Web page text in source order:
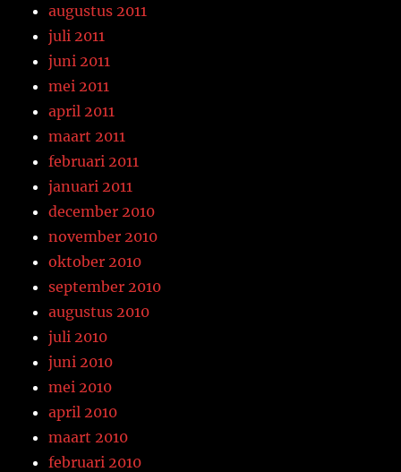
augustus 2011
juli 2011
juni 2011
mei 2011
april 2011
maart 2011
februari 2011
januari 2011
december 2010
november 2010
oktober 2010
september 2010
augustus 2010
juli 2010
juni 2010
mei 2010
april 2010
maart 2010
februari 2010